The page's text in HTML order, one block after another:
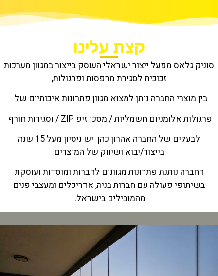
קצת עלינו
סוניק גלאס מפעל ייצור ישראלי העוסק בייצור במגוון מערכות
זכוכית לסגירת מרפסות ופרגולות,
בין מוצרי החברה ניתן למצוא מגוון פתרונות איכותיים של
פרגולות אלומניום חשמליות / מסכי זיפ ZIP / וסגירות חורף
לבעלים של החברה אהרון כהן יש ניסיון מעל 15 שנה
בייצור/יבוא ושיווק של המוצרים
החברה נותנת פתרונות מגוונים לחברות ומוסדות ועוסקת
בשיתופי פעולה עם חברות בניה, אדריכלים ומעצבי פנים
מהמובילים בישראל.